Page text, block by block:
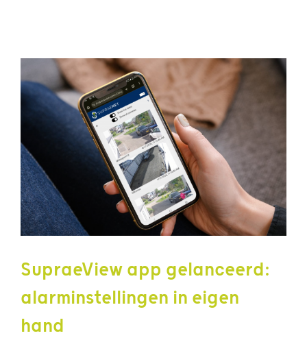
SupraeView app gelanceerd:
alarminstellingen in eigen
hand